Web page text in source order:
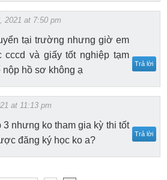
2021 at 7:50 pm
tại trường nhưng giờ em
và giấy tốt nghiệp tạm
nộp hồ sơ không ạ
Trả lời
at 11:13 pm
3 nhưng ko tham gia kỳ thi tốt
đăng ký học ko a?
Trả lời